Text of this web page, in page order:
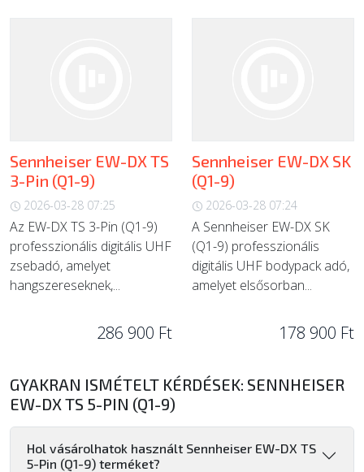
Sennheiser EW-DX TS
3-Pin (Q1-9)
2026-03-28 07:25
Az EW-DX TS 3-Pin (Q1-9)
professzionális digitális UHF
zsebadó, amelyet
hangszereseknek,...
286 900 Ft
Sennheiser EW-DX SK
(Q1-9)
2026-03-28 07:24
A Sennheiser EW-DX SK
(Q1-9) professzionális
digitális UHF bodypack adó,
amelyet elsősorban...
178 900 Ft
GYAKRAN ISMÉTELT KÉRDÉSEK: SENNHEISER
EW-DX TS 5-PIN (Q1-9)
Hol vásárolhatok használt Sennheiser EW-DX TS
5-Pin (Q1-9) terméket?